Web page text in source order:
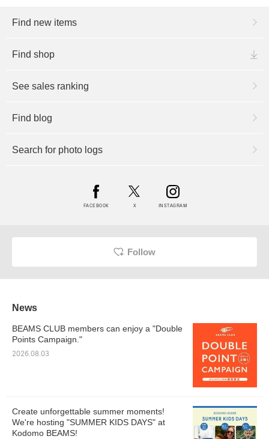
Find new items
Find shop
See sales ranking
Find blog
Search for photo logs
FACEBOOK X INSTAGRAM
Follow
News
BEAMS CLUB members can enjoy a "Double
Points Campaign."
2026.08.03
Create unforgettable summer moments!
We're hosting "SUMMER KIDS DAYS" at
Kodomo BEAMS!